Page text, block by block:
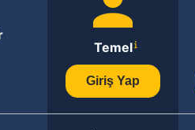
Temel
Giriş Yap